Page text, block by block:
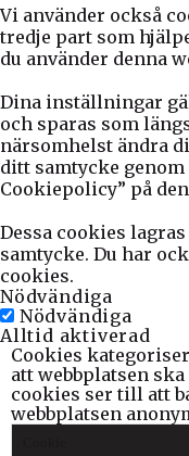
Vi använder också
tredje part som
du använder denna
Dina inställningar
och sparas som
närsomhelst ändra
ditt samtycke
Cookiepolicy” på
Dessa cookies
samtycke. Du har
cookies.
Nödvändiga
Nödvändiga
Alltid aktiverad
Cookies
att webbplatsen
cookies ser till att
webbplatsen